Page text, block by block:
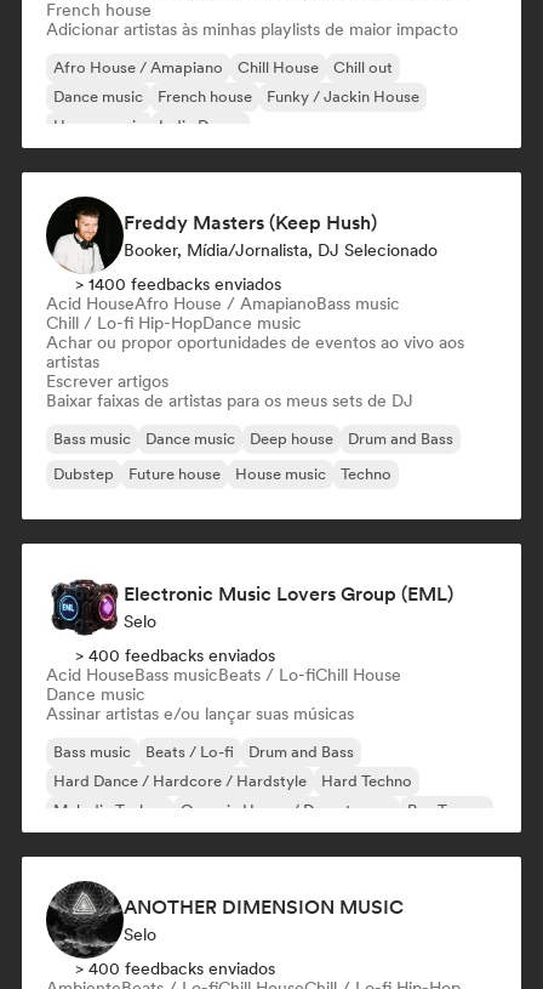
French house
Adicionar artistas às minhas playlists de maior impacto
Afro House / Amapiano Chill House
Chill out
Dance music
French house
Funky / Jackin House
House music
Indie Dance
Freddy Masters (Keep Hush)
Booker, Mídia/Jornalista, DJ Selecionado
> 1400 feedbacks enviados
Acid HouseAfro House / AmapianoBass music
Chill / Lo-fi Hip-HopDance music
Achar ou propor oportunidades de eventos ao vivo aos
artistas
Escrever artigos
Baixar faixas de artistas para os meus sets de DJ
Bass music Dance music Deep house
Drum and Bass
Dubstep
Future house House music Techno
Electronic Music Lovers Group (EML)
Selo
> 400 feedbacks enviados
Acid HouseBass musicBeats / Lo-fiChill House
Dance music
Assinar artistas e/ou lançar suas músicas
Bass music Beats / Lo-fi
Drum and Bass
Hard Dance / Hardcore / Hardstyle
Hard Techno
Melodic Techno
Organic House / Downtempo Psy-Trance
ANOTHER DIMENSION MUSIC
Selo
> 400 feedbacks enviados